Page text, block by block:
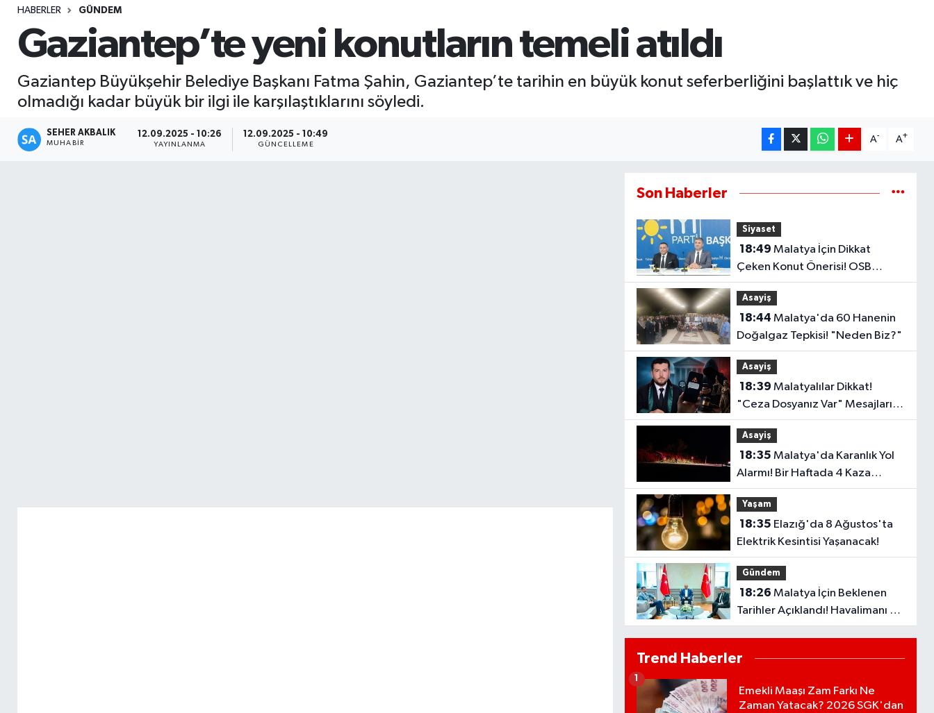
HABERLER GÜNDEM
Gaziantep’te yeni konutların temeli atıldı
Gaziantep Büyükşehir Belediye Başkanı Fatma Şahin, Gaziantep’te tarihin en büyük konut seferberliğini başlattık ve hiç
olmadığı kadar büyük bir ilgi ile karşılaştıklarını söyledi.
SEHER AKBALIK
MUHABIR
12.09.2025 - 10:26
YAYINLANMA
12.09.2025 - 10:49
GÜNCELLEME
A- A+
Son Haberler
Siyaset
18:49
Çeken Konut Önerisi! OSB
Çalışanlarına Faizsiz Ev Çağrısı..
Asayiş
18:44
Doğalgaz Tepkisi! "Neden Biz?"
Asayiş
18:39
"Ceza Dosyanız Var" Mesajlarına
Sakın Kanmayın
Asayiş
18:35
Alarmı! Bir Haftada 4 Kaza
Yaşandı..
Yaşam
18:35
Elektrik Kesintisi Yaşanacak!
Gündem
18:26
Tarihler Açıklandı! Havalimanı ve
Çevre Yolu Açılıyor..
Trend Haberler
Emekli Maaşı Zam Farkı Ne
Zaman Yatacak? 2026 SGK'dan
1
Seri İlan
Siyaset
Spor